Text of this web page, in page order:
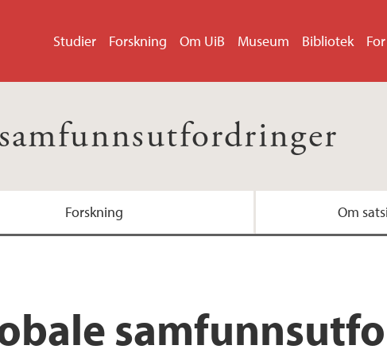
Studier Forskning Om UiB Museum Bibliotek
Forskning Om